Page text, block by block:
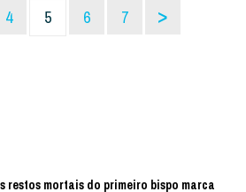
4 5 6 7 >
restos mortais do primeiro bispo marca